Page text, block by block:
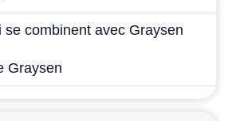
se combinent avec Graysen
Graysen